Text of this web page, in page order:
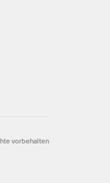
vorbehalten